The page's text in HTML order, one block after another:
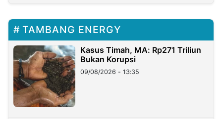
TAMBANG ENERGY
Kasus Timah, MA: Rp271 Triliun
Bukan Korupsi
09/08/2026 - 13:35